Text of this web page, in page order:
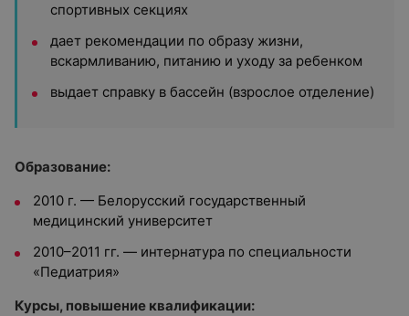
спортивных секциях
дает рекомендации по образу жизни,
вскармливанию, питанию и уходу за ребенком
выдает справку в бассейн (взрослое отделение)
Образование:
2010 г. — Белорусский государственный
медицинский университет
2010–2011 гг. — интернатура по специальности
«Педиатрия»
Курсы, повышение квалификации: